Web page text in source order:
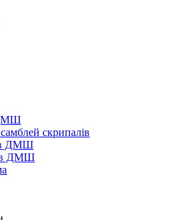
скрипалів
в ДМШ
в ДМШ